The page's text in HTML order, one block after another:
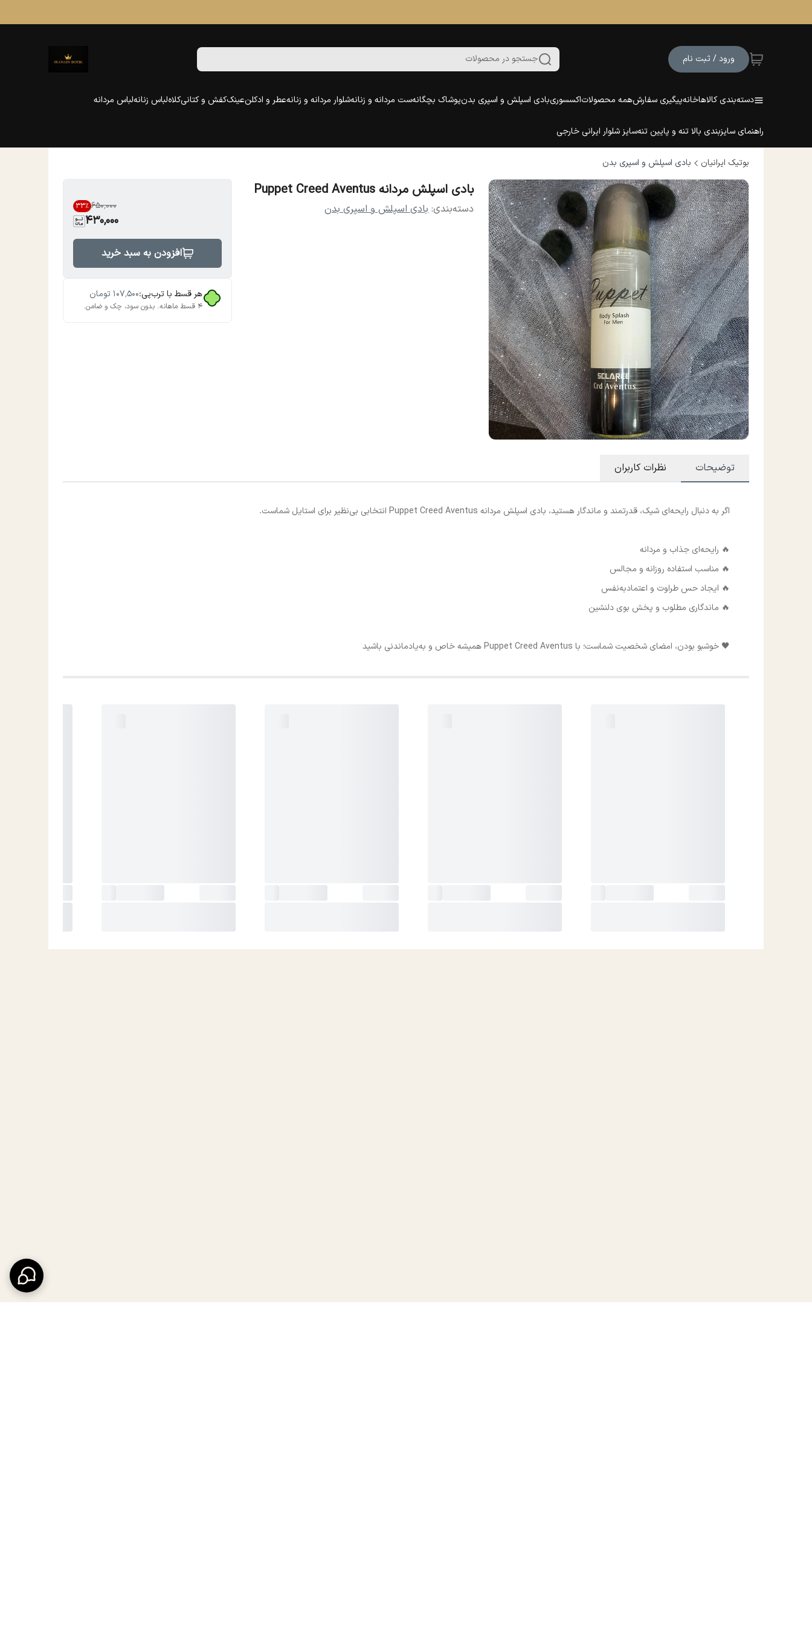
ورود / ثبت نام جستجو در محصولات
دسته‌بندی کالاهاخانهپیگیری سفارشهمه محصولاتاکسسوریبادی اسپلش و اسپری بدنپوشاک بچگانهست مردانه و زنانهشلوار مردانه و زنانهعطر و ادکلنعینککفش و کتانیکلاهلباس زنانهلباس مردانه
راهنمای سایزبندی بالا تنه و پایین تنهسایز شلوار ایرانی خارجی
بوتیک ایرانیان بادی اسپلش و اسپری بدن
بادی اسپلش مردانه Puppet Creed Aventus
دسته‌بندی:بادی اسپلش و اسپری بدن ۶۵۰٬۰۰۰ 33%
430,000
افزودن به سبد خرید
هر قسط با ترب‌پی:۱۰۷٬۵۰۰تومان
۴ قسط ماهانه. بدون سود، چک و ضامن.
توضیحات نظرات کاربران
اگر به دنبال رایحه‌ای شیک، قدرتمند و ماندگار هستید، بادی اسپلش مردانه Puppet Creed Aventus انتخابی بی‌نظیر برای استایل شماست.
🔥 رایحه‌ای جذاب و مردانه
🔥 مناسب استفاده روزانه و مجالس
🔥 ایجاد حس طراوت و اعتمادبه‌نفس
🔥 ماندگاری مطلوب و پخش بوی دلنشین
🖤 خوشبو بودن، امضای شخصیت شماست؛ با Puppet Creed Aventus همیشه خاص و به‌یادماندنی باشید